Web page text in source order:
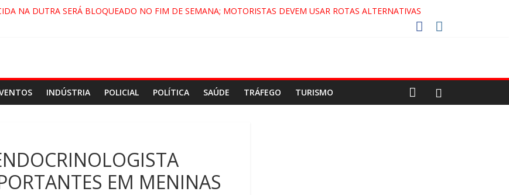
NA DUTRA SERÁ BLOQUEADO NO FIM DE SEMANA; MOTORISTAS DEVEM USAR ROTAS ALTERNATIVAS
INDÚSTRIA POLICIAL POLÍTICA SAÚDE TRÁFEGO TURISMO
EM MENINAS